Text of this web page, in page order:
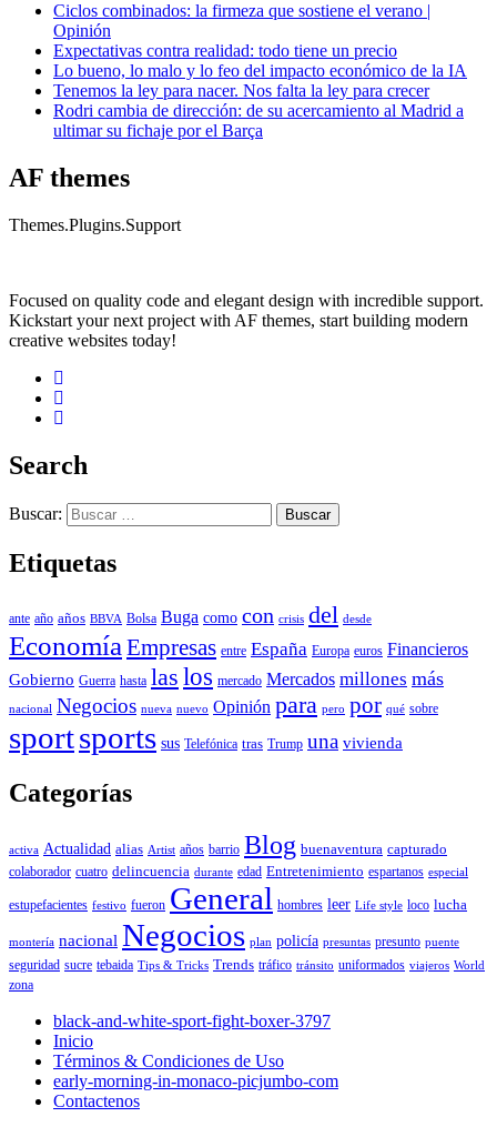
Ciclos combinados: la firmeza que sostiene el verano |
Opinión
Expectativas contra realidad: todo tiene un precio
Lo bueno, lo malo y lo feo del impacto económico de la IA
Tenemos la ley para nacer. Nos falta la ley para crecer
Rodri cambia de dirección: de su acercamiento al Madrid a
ultimar su fichaje por el Barça
AF themes
Themes.Plugins.Support
Focused on quality code and elegant design with incredible support.
Kickstart your next project with AF themes, start building modern
creative websites today!
Search
Buscar:
Etiquetas
ante año años BBVA Bolsa Buga como con crisis del desde
Economía Empresas entre España Europa euros Financieros
Gobierno Guerra hasta las los mercado Mercados millones más
nacional Negocios nueva nuevo Opinión para pero por qué sobre
sportsports sus Telefónica tras Trump una vivienda
Categorías
activa Actualidad alias Artist años barrio Blog buenaventura capturado
colaborador cuatro delincuencia durante edad Entretenimiento espartanos especial
estupefacientes festivo fueron General hombres leer Life style loco lucha
montería nacional Negocios plan policía presuntas presunto puente
seguridad sucre tebaida Tips & Tricks Trends tráfico tránsito uniformados viajeros World
zona
black-and-white-sport-fight-boxer-3797
Inicio
Términos & Condiciones de Uso
early-morning-in-monaco-picjumbo-com
Contactenos